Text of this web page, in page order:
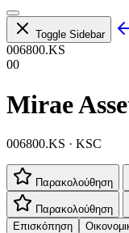
Toggle Sidebar
006800.KS
00
Mirae
006800.KS · KSC
Παρακολούθηση
Παρακολούθηση
Επισκόπηση